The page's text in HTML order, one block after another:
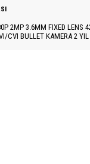
2MP 3.6MM FIXED LENS
CVI BULLET KAMERA 2 YIL